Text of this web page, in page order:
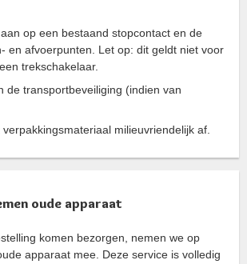
op een bestaand stopcontact en de
en afvoerpunten. Let op: dit geldt niet voor
trekschakelaar.
de transportbeveiliging (indien van
milieuvriendelijk af.
oude apparaat
komen bezorgen, nemen we op
apparaat mee. Deze service is volledig